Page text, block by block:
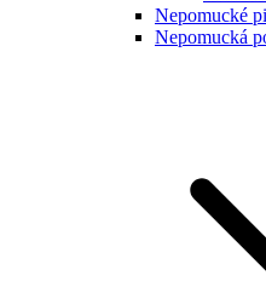
Nepomucké
Nepomucká